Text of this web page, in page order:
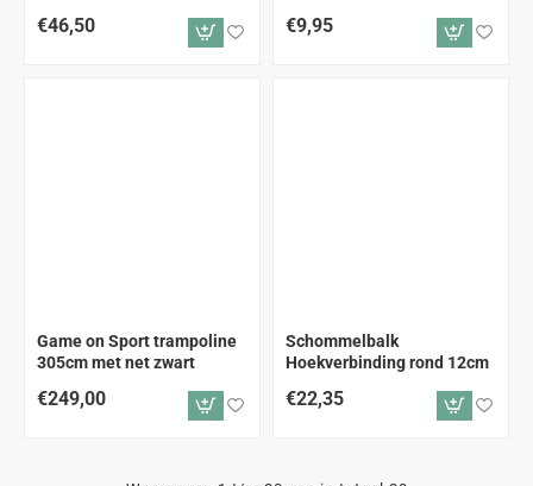
€46,50 €9,95
ALLEEN AFHALEN
Game on Sport trampoline
305cm met net zwart
€249,00
Schommelbalk
Hoekverbinding rond 12cm
€22,35